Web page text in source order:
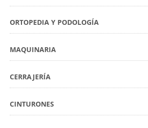
ORTOPEDIA Y PODOLOGÍA
MAQUINARIA
CERRAJERÍA
CINTURONES